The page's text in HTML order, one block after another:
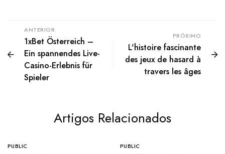
ANTERIOR
1xBet Österreich –
Ein spannendes Live-
Casino-Erlebnis für
Spieler
PRÓXIMO
L'histoire fascinante
des jeux de hasard à
travers les âges
Artigos Relacionados
PUBLIC PUBLIC